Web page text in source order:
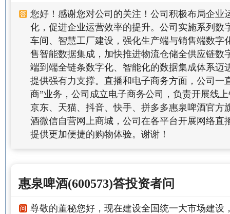
您好！感谢您对公司的关注！公司积极布局企业
化，促进企业运营效率的提升。公司实施系列数
车间、智慧工厂建设，强化生产端与销售端数字
售智能数据集成，加快推进物流仓储全供应链数
端到端全链条数字化、智能化的数据集成体系迈
提供强有力支撑。直播和电子商务方面，公司一
商”业务，公司成立电子商务公司，负责开展线
京东、天猫、抖音、快手、拼多多惠泉啤酒官方
酒微信自营网上商城，公司在各平台开展网络直
提供更加便捷的购物体验。谢谢！
惠泉啤酒(600573)答投资者问
尊敬的董秘您好，现在建设全国统一大市场建设